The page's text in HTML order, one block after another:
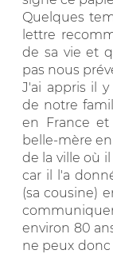
Quelques
lettre
de sa vie et
pas nous
J'ai appris il
de notre
en France
belle-mère en
de la ville où
car il l'a
(sa cousine)
environ 80
ne peux donc